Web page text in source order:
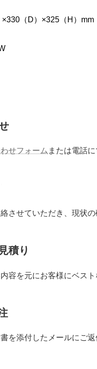
（D）×325（H）mm
せフォーム または電話
させていただき、現状
積り
容を元にお客様にベス
を添付したメールにご返